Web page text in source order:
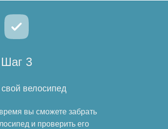
Шаг 3
велосипед
вы сможете забрать
и проверить его